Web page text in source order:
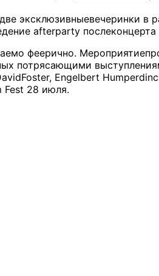
эксклюзивныевечеринки в
afterparty послеконцерта
феерично.
потрясающими
Engelbert
Fest 28 июля.